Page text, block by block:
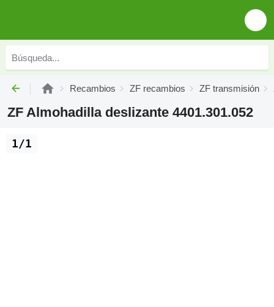
Recambios ZF recambios ZF transmisión
ZF Almohadilla deslizante 4401.301.052
1/1